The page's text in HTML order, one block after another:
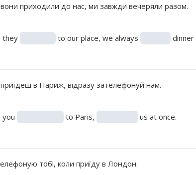
приходили до нас, ми завжди вечеряли разом.
they to our place, we always
в Париж, відразу зателефонуй нам.
you to Paris, us at once.
тобі, коли приїду в Лондон.